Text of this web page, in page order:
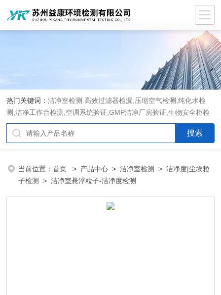
热门关键词：洁净室检测.高效过滤器检漏,压缩空气检测,纯化水检
测,洁净工作台检测,空调系统验证,GMP洁净厂房验证,生物安全柜检
测,洁净度检测,洁净室验收检测,GMP验证方案编写执行
当前位置：首页 > 产品中心 >洁净室检测 >洁净度|尘埃粒
子检测
> 洁净室悬浮粒子-洁净度检测